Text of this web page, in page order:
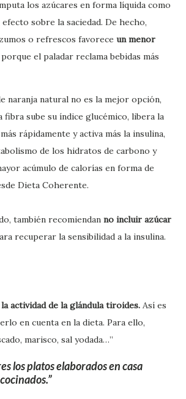
los azúcares en forma líquida como
sobre la saciedad. De hecho,
o refrescos favorece un menor
porque el paladar reclama bebidas más
naranja natural no es la mejor opción,
sube su índice glucémico, libera la
rápidamente y activa más la insulina,
de los hidratos de carbono y
acúmulo de calorías en forma de
Dieta Coherente.
también recomiendan no incluir azúcar
recuperar la sensibilidad a la insulina.
la actividad de la glándula tiroides. Así es
en cuenta en la dieta. Para ello,
marisco, sal yodada…”
los platos elaborados en casa